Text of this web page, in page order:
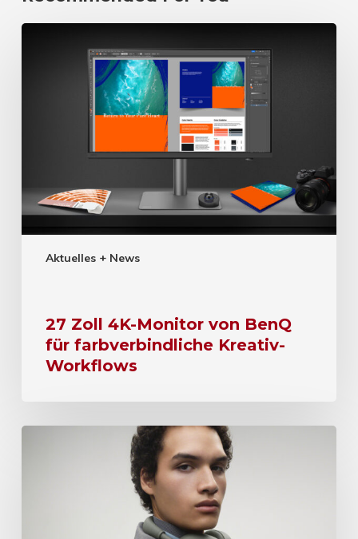
Aktuelles + News
27 Zoll 4K-Monitor von BenQ
für farbverbindliche Kreativ-
Workflows